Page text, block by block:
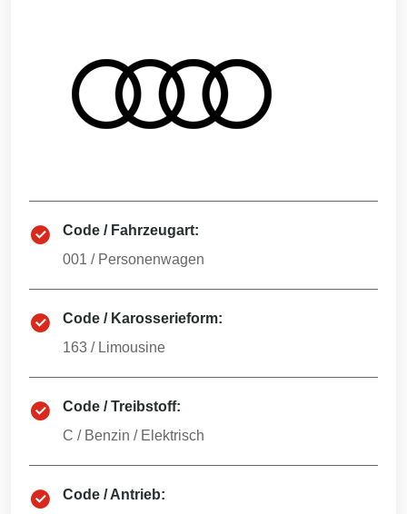
Code / Fahrzeugart:
001 / Personenwagen
Code / Karosserieform:
163 / Limousine
Code / Treibstoff:
C / Benzin / Elektrisch
Code / Antrieb: